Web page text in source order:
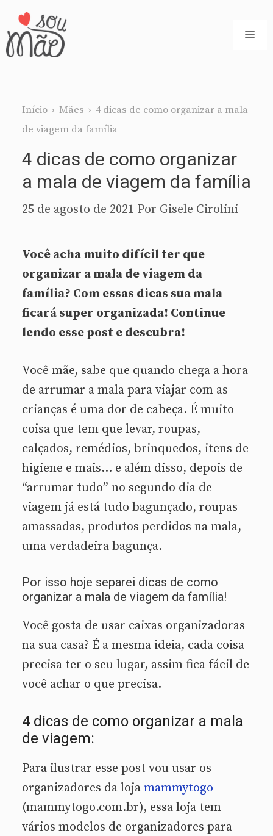
Pular
para
Início › Mães › 4 dicas de como organizar a mala
de viagem da família
4 dicas de como organizar
a mala de viagem da família
25 de agosto de 2021 Por Gisele Cirolini
Você acha muito difícil ter que
organizar a mala de viagem da
família? Com essas dicas sua mala
ficará super organizada! Continue
lendo esse post e descubra!
Você mãe, sabe que quando chega a hora
de arrumar a mala para viajar com as
crianças é uma dor de cabeça. É muito
coisa que tem que levar, roupas,
calçados, remédios, brinquedos, itens de
higiene e mais… e além disso, depois de
“arrumar tudo” no segundo dia de
viagem já está tudo bagunçado, roupas
amassadas, produtos perdidos na mala,
uma verdadeira bagunça.
Por isso hoje separei dicas de como
organizar a mala de viagem da família!
Você gosta de usar caixas organizadoras
na sua casa? É a mesma ideia, cada coisa
precisa ter o seu lugar, assim fica fácil de
você achar o que precisa.
4 dicas de como organizar a mala
de viagem:
Para ilustrar esse post vou usar os
organizadores da loja mammytogo
(mammytogo.com.br), essa loja tem
vários modelos de organizadores para